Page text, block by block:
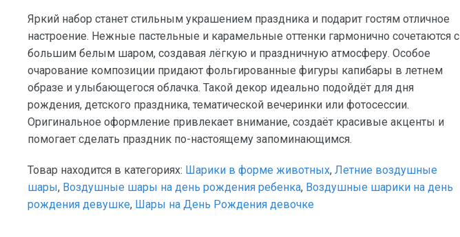
Яркий набор станет стильным украшением праздника и подарит гостям отличное
настроение. Нежные пастельные и карамельные оттенки гармонично сочетаются с
большим белым шаром, создавая лёгкую и праздничную атмосферу. Особое
очарование композиции придают фольгированные фигуры капибары в летнем
образе и улыбающегося облачка. Такой декор идеально подойдёт для дня
рождения, детского праздника, тематической вечеринки или фотосессии.
Оригинальное оформление привлекает внимание, создаёт красивые акценты и
помогает сделать праздник по-настоящему запоминающимся.
Товар находится в категориях: Шарики в форме животных, Летние воздушные
шары, Воздушные шары на день рождения ребенка, Воздушные шарики на день
рождения девушке, Шары на День Рождения девочке